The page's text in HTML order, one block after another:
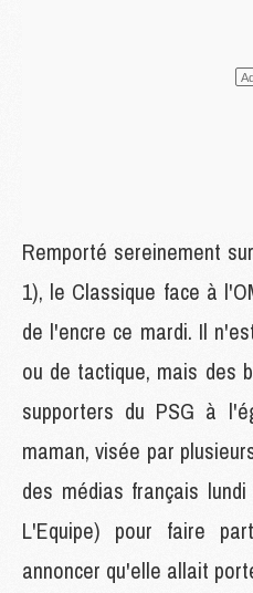
Remporté sereinement
1), le Classique face à
de l'encre ce mardi. Il
ou de tactique, mais des
supporters du PSG à
maman, visée par
des médias français
L'Equipe) pour faire
annoncer qu'elle allait